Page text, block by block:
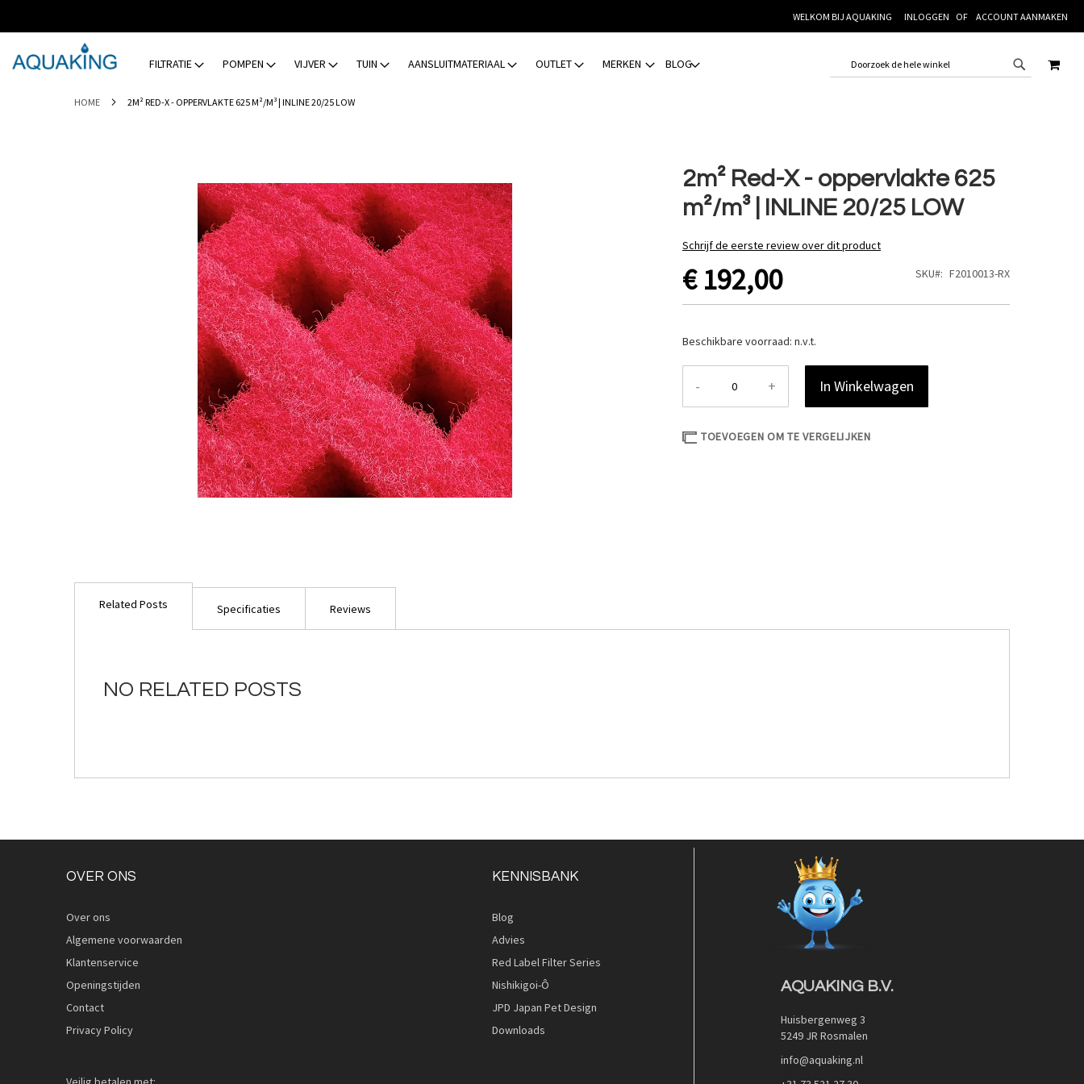
NAAR
INHOUD
WELKOM BIJ AQUAKING INLOGGEN ACCOUNT AANMAKEN
FILTRATIE POMPEN VIJVER TUIN AANSLUITMATERIAAL OUTLET MERKEN BLOG
HOME 2M² RED-X - OPPERVLAKTE 625 M²/M³ | INLINE 20/25 LOW
2m² Red-X - oppervlakte 625
m²/m³ | INLINE 20/25 LOW
Schrijf de eerste review over dit product
€ 192,00 SKU F2010013-RX
Beschikbare voorraad: n.v.t.
- + In Winkelwagen
TOEVOEGEN OM TE VERGELIJKEN
gallerij
Related Posts
NO RELATED POSTS
Specificaties Reviews
OVER ONS
Over ons
Algemene voorwaarden
Klantenservice
Openingstijden
Contact
Privacy Policy
KENNISBANK
Blog
Advies
Red Label Filter Series
Nishikigoi-Ô
JPD Japan Pet Design
Downloads
AQUAKING B.V.
Huisbergenweg 3
5249 JR Rosmalen
info@aquaking.nl